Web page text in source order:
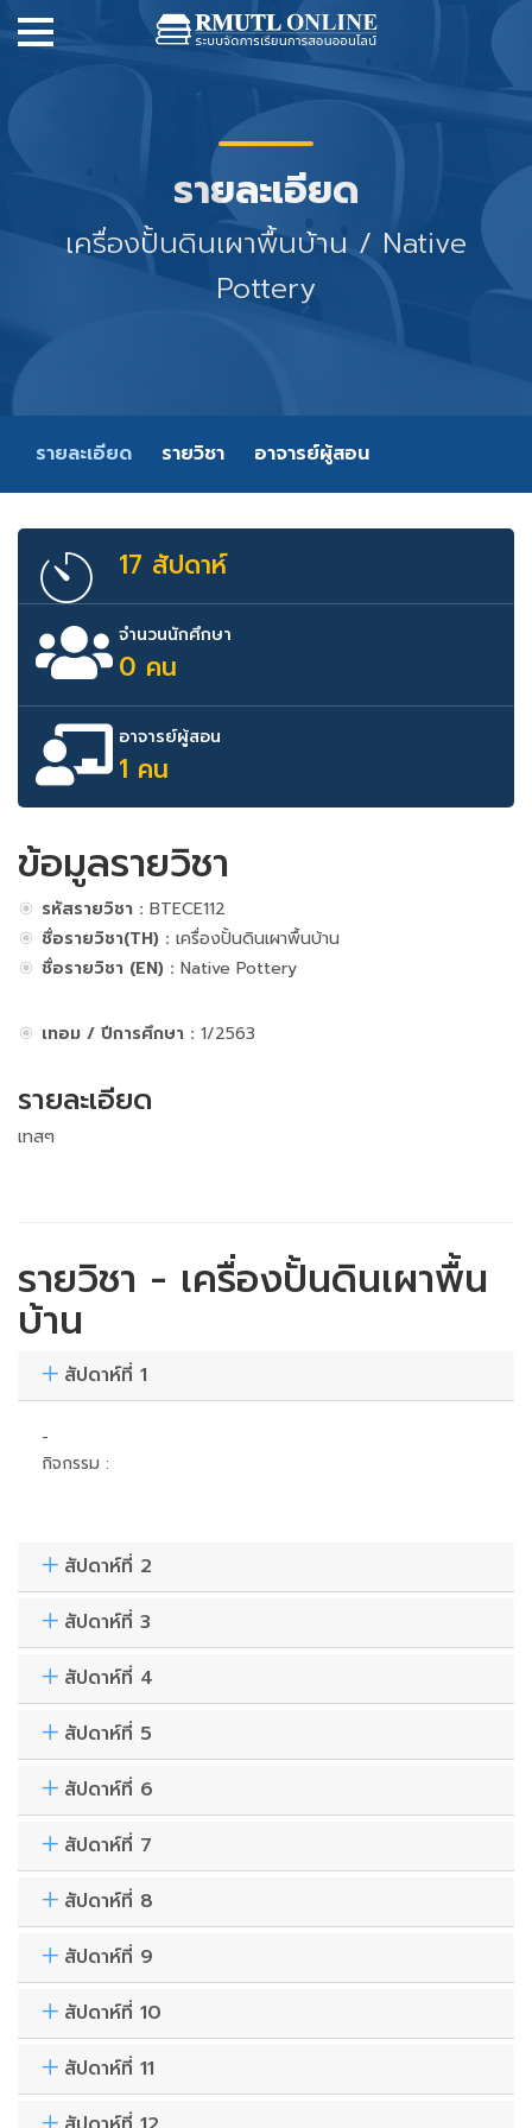
รายละเอียด
เครื่องปั้นดินเผาพื้นบ้าน / Native
Pottery
รายละเอียด รายวิชา อาจารย์ผู้สอน
17 สัปดาห์
จำนวนนักศึกษา
0 คน
อาจารย์ผู้สอน
1 คน
ข้อมูลรายวิชา
รหัสรายวิชา : BTECE112
ชื่อรายวิชา(TH) : เครื่องปั้นดินเผาพื้นบ้าน
ชื่อรายวิชา (EN) : Native Pottery
เทอม / ปีการศึกษา : 1/2563
รายละเอียด
เทสๆ
รายวิชา - เครื่องปั้นดินเผาพื้น
บ้าน
สัปดาห์ที่ 1
-
กิจกรรม :
สัปดาห์ที่ 2
สัปดาห์ที่ 3
สัปดาห์ที่ 4
สัปดาห์ที่ 5
สัปดาห์ที่ 6
สัปดาห์ที่ 7
สัปดาห์ที่ 8
สัปดาห์ที่ 9
สัปดาห์ที่ 10
สัปดาห์ที่ 11